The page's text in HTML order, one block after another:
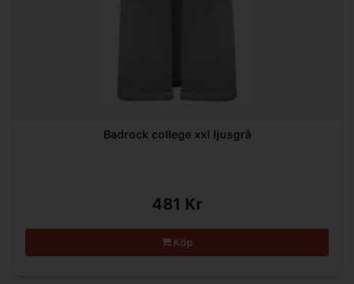
Badrock college xxl ljusgrå
481 Kr
Köp